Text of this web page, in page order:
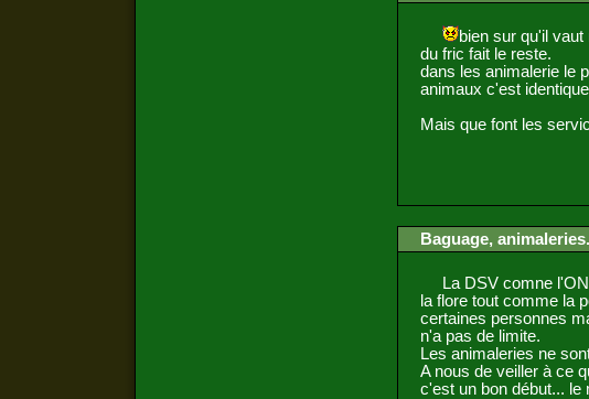
bien sur qu'il
du fric fait le reste.
dans les animalerie le
animaux c'est
Mais que font les
Baguage,
La DSV comne
la flore tout comme la
certaines personnes
n'a pas de limite.
Les animaleries ne
A nous de veiller à ce
c'est un bon début... le